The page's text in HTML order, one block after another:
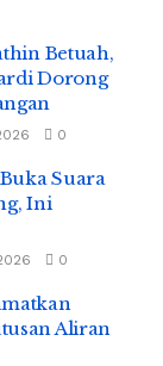
Betuah,
Dorong
0
Suara
Ini
0
Aliran